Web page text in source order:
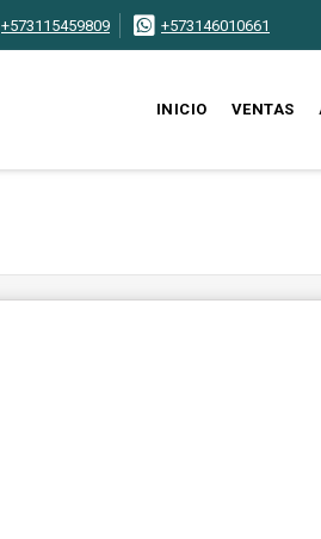
+573115459809 +573146010661
INICIO VENTAS